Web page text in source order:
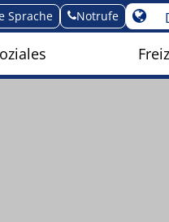
Sprache Notrufe